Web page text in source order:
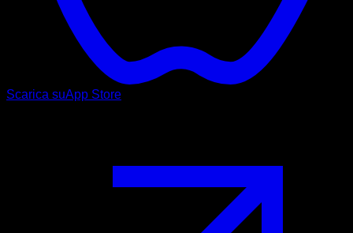
Scarica suApp Store